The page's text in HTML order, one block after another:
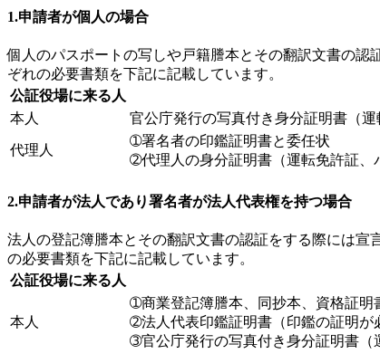
1.申請者が個人の場合
個人のパスポートの写しや戸籍謄本とその翻訳文書の
ぞれの必要書類を下記に記載しています。
公証役場に来る人
本人
官公庁発行の写真付き身分証明書（
代理人
➀署名者の印鑑証明書と委任状
➁代理人の身分証明書（運転免許証、
2.申請者が法人であり署名者が法人代表権を持つ場合
法人の登記簿謄本とその翻訳文書の認証をする際には
の必要書類を下記に記載しています。
公証役場に来る人
本人
➀商業登記簿謄本、同抄本、資格証明
➁法人代表印鑑証明書（印鑑の証明が
➂官公庁発行の写真付き身分証明書（